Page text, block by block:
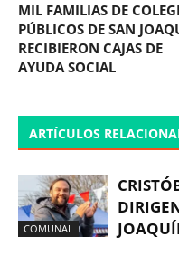
MIL FAMILIAS DE
PÚBLICOS DE SAN
RECIBIERON CAJAS DE
AYUDA SOCIAL
ARTÍCULOS
COMUNAL